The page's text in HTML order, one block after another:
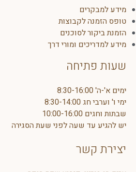
לקבוצות
לסוכנים
ומורי דרך
14:00
שעה לפני שעת הסגירה